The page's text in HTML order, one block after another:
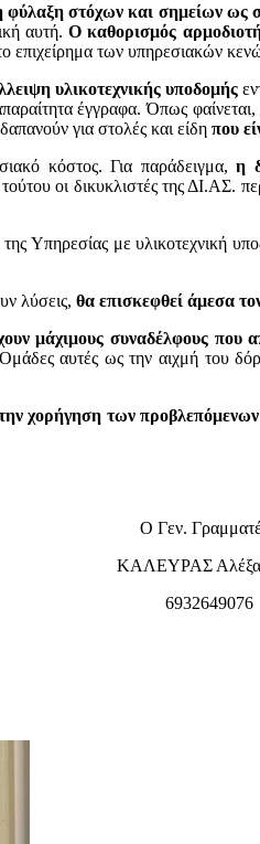
φύλαξη στόχων και σημείων ως
αυτή.Ο καθορισμός
επιχείρημα των υπηρεσιακών
υλικοτεχνικής υποδομής
έγγραφα. Όπως
για στολές και είδη που
κόστος. Για παράδειγμα,η
οι δικυκλιστές της ΔΙ.ΑΣ.
Υπηρεσίας με
λύσεις, θα επισκεφθεί άμεσα
μάχιμους συναδέλφους που
αυτές ως την αιχμή του
χορήγηση των
Ο Γεν.
ΚΑΛΕΥΡΑΣ
6932649076